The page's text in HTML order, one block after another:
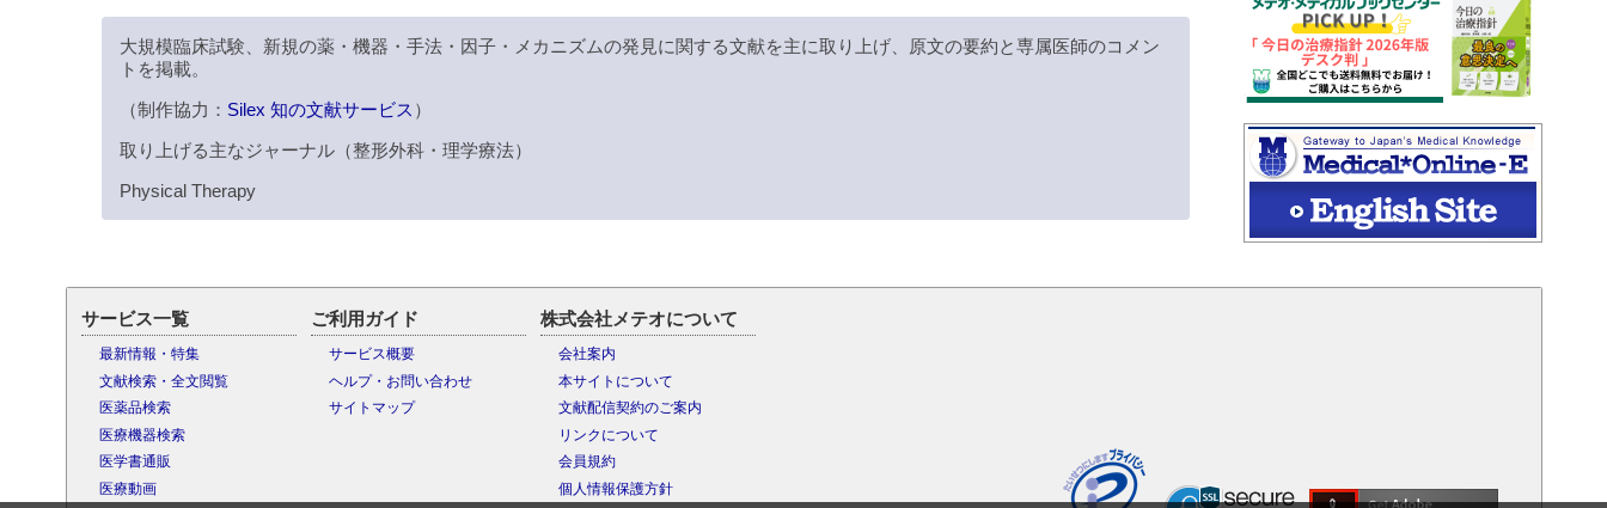
大規模臨床試験、新規の薬・機器・手法・因子・メカニズムの発見に関する文献を主に取り上げ、原文の要約と専属医師のコメン
トを掲載。
（制作協力： Silex 知の文献サービス ）
取り上げる主なジャーナル（整形外科・理学療法）
Physical Therapy
サービス一覧
最新情報・特集
文献検索・全文閲覧
医薬品検索
医療機器検索
医学書通販
医療動画
ご利用ガイド
サービス概要
ヘルプ・お問い合わせ
サイトマップ
株式会社メテオについて
会社案内
本サイトについて
文献配信契約のご案内
リンクについて
会員規約
個人情報保護方針